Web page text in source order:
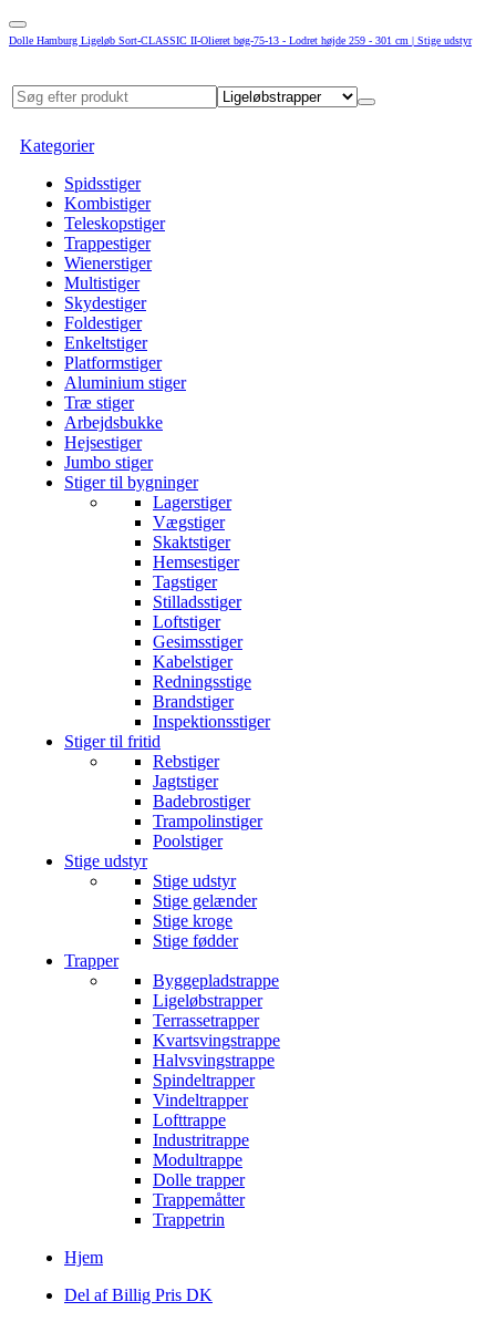
Dolle Hamburg Ligeløb Sort-CLASSIC II-Olieret bøg-75-13 - Lodret højde 259 - 301 cm | Stige udstyr
Kategorier
Spidsstiger
Kombistiger
Teleskopstiger
Trappestiger
Wienerstiger
Multistiger
Skydestiger
Foldestiger
Enkeltstiger
Platformstiger
Aluminium stiger
Træ stiger
Arbejdsbukke
Hejsestiger
Jumbo stiger
Stiger til bygninger
Lagerstiger
Vægstiger
Skaktstiger
Hemsestiger
Tagstiger
Stilladsstiger
Loftstiger
Gesimsstiger
Kabelstiger
Redningsstige
Brandstiger
Inspektionsstiger
Stiger til fritid
Rebstiger
Jagtstiger
Badebrostiger
Trampolinstiger
Poolstiger
Stige udstyr
Stige udstyr
Stige gelænder
Stige kroge
Stige fødder
Trapper
Byggepladstrappe
Ligeløbstrapper
Terrassetrapper
Kvartsvingstrappe
Halvsvingstrappe
Spindeltrapper
Vindeltrapper
Lofttrappe
Industritrappe
Modultrappe
Dolle trapper
Trappemåtter
Trappetrin
Hjem
Del af Billig Pris DK